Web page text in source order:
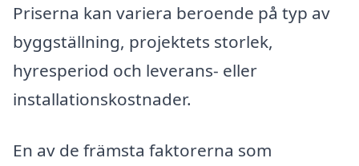
Priserna kan variera beroende på typ av
byggställning, projektets storlek,
hyresperiod och leverans- eller
installationskostnader.
En av de främsta faktorerna som